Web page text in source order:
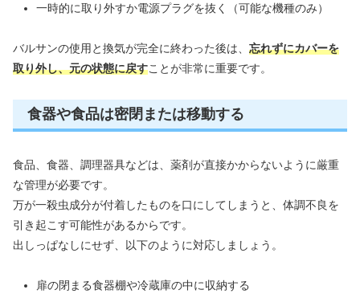
一時的に取り外すか電源プラグを抜く（可能な機種のみ）
バルサンの使用と換気が完全に終わった後は、 忘れずにカバーを
取り外し、元の状態に戻すことが非常に重要です。
食器や食品は密閉または移動する
食品、食器、調理器具などは、薬剤が直接かからないように厳重
な管理が必要です。
万が一殺虫成分が付着したものを口にしてしまうと、体調不良を
引き起こす可能性があるからです。
出しっぱなしにせず、以下のように対応しましょう。
扉の閉まる食器棚や冷蔵庫の中に収納する